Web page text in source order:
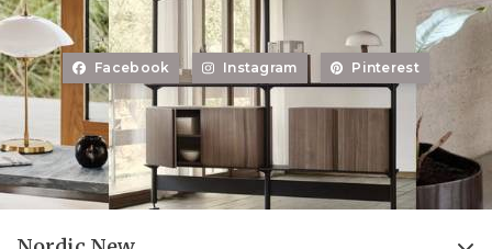
Facebook Instagram Pinterest